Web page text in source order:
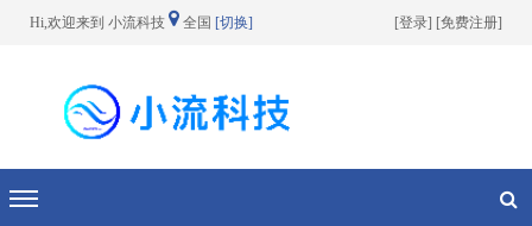
Hi,欢迎来到 小流科技 全国 [切换] [登录] [免费注册]
切换导航